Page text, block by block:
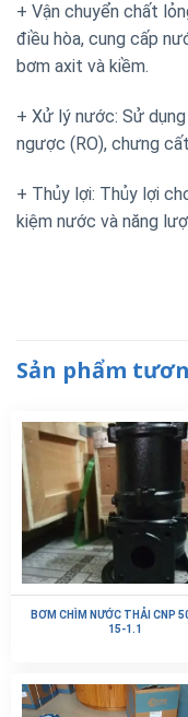
+ Vận chuyển chất
điều hòa, cung cấp
bơm axit và kiềm.
+ Xử lý nước: Sử
ngược (RO), chưng
+ Thủy lợi: Thủy lợi
kiệm nước và năng
Sản phẩm
BƠM CHÌM NƯỚC THẢI CNP
15-1.1